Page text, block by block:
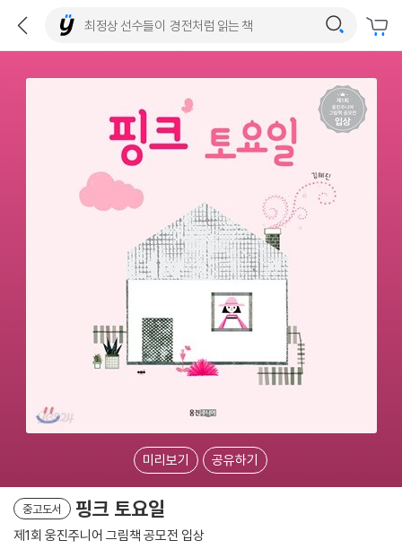
미리보기 공유하기
중고도서 핑크 토요일
제1회 웅진주니어 그림책 공모전 입상